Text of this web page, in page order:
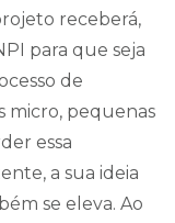
receberá,
para que seja
de
micro, pequenas
essa
a sua ideia
se eleva. Ao